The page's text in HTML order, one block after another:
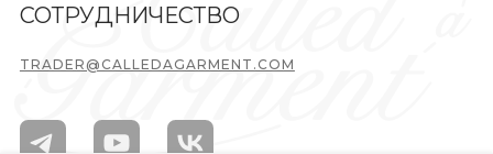
СОТРУДНИЧЕСТВО
TRADER@CALLEDAGARMENT.COM